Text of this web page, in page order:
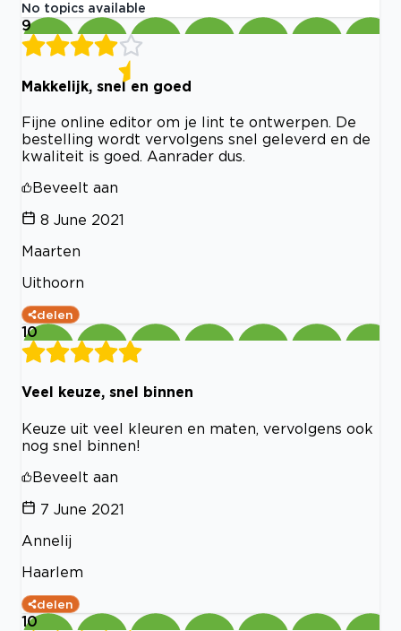
No topics available
9
Makkelijk, snel en goed
Fijne online editor om je lint te ontwerpen. De
bestelling wordt vervolgens snel geleverd en de
kwaliteit is goed. Aanrader dus.
Beveelt aan
8 June 2021
Maarten
Uithoorn
delen
10
Veel keuze, snel binnen
Keuze uit veel kleuren en maten, vervolgens ook
nog snel binnen!
Beveelt aan
7 June 2021
Annelij
Haarlem
delen
10